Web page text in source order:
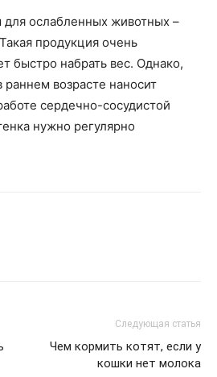
ослабленных животных –
продукция очень
быстро набрать вес. Однако,
возрасте наносит
сердечно-сосудистой
нужно регулярно
Следующая статья
Чем кормить котят, если у
кошки нет молока